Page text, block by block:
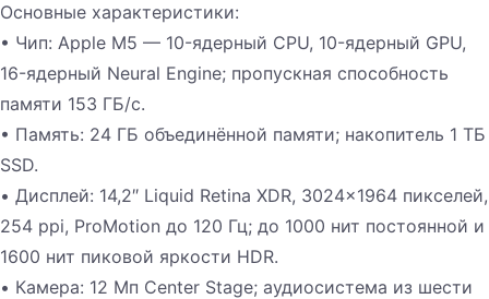
Основные характеристики:
• Чип: Apple M5 — 10-ядерный CPU, 10-ядерный GPU,
16-ядерный Neural Engine; пропускная способность
памяти 153 ГБ/с.
• Память: 24 ГБ объединённой памяти; накопитель 1 ТБ
SSD.
• Дисплей: 14,2″ Liquid Retina XDR, 3024×1964 пикселей,
254 ppi, ProMotion до 120 Гц; до 1000 нит постоянной и
1600 нит пиковой яркости HDR.
• Камера: 12 Мп Center Stage; аудиосистема из шести